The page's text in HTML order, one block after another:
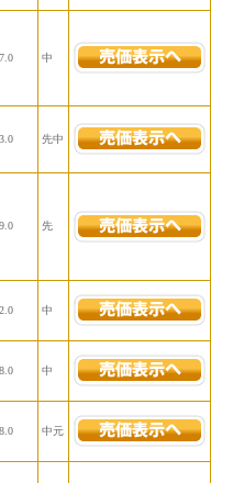
中
先中
先
中
中
中元